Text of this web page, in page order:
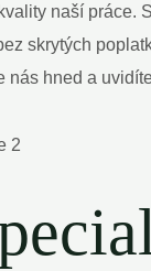
naší práce.
skrytých⁤
hned a